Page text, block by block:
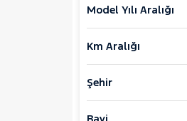
DAIHATSU
FIAT
FORD
Model Yılı Aralığı
Km Aralığı
Şehir